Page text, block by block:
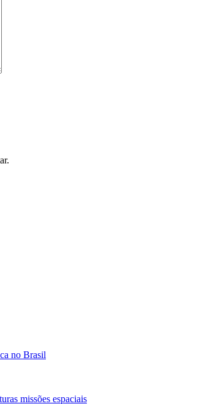
no Brasil
missões espaciais